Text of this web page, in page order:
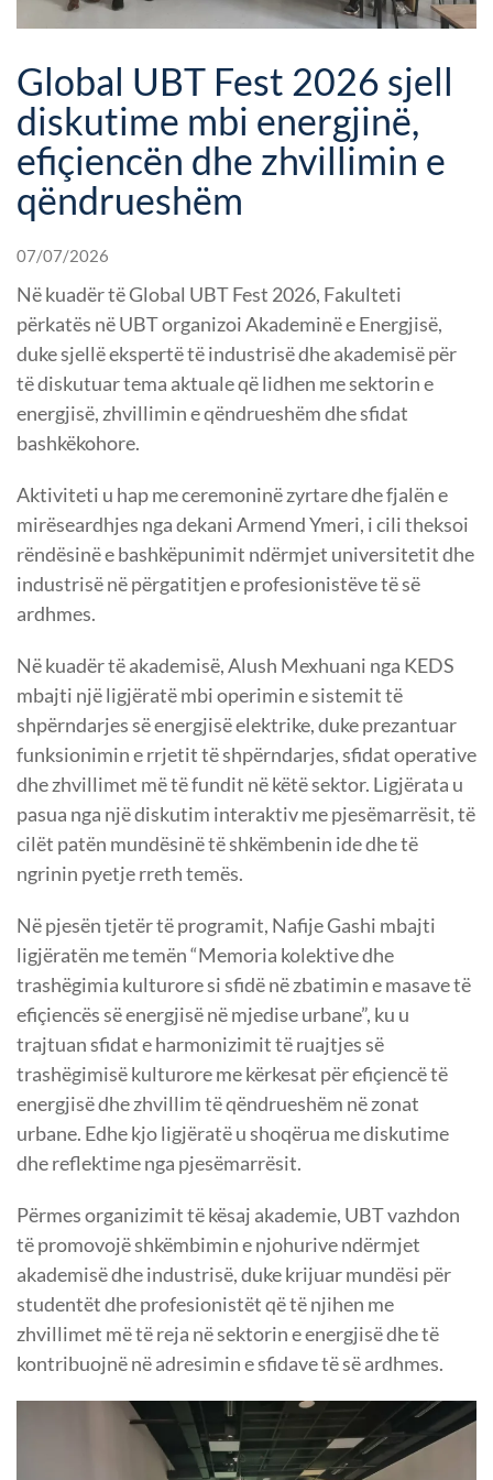
Global UBT Fest 2026 sjell
diskutime mbi energjinë,
efiçiencën dhe zhvillimin e
qëndrueshëm
07/07/2026
Në kuadër të Global UBT Fest 2026, Fakulteti
përkatës në UBT organizoi Akademinë e Energjisë,
duke sjellë ekspertë të industrisë dhe akademisë për
të diskutuar tema aktuale që lidhen me sektorin e
energjisë, zhvillimin e qëndrueshëm dhe sfidat
bashkëkohore.
Aktiviteti u hap me ceremoninë zyrtare dhe fjalën e
mirëseardhjes nga dekani Armend Ymeri, i cili theksoi
rëndësinë e bashkëpunimit ndërmjet universitetit dhe
industrisë në përgatitjen e profesionistëve të së
ardhmes.
Në kuadër të akademisë, Alush Mexhuani nga KEDS
mbajti një ligjëratë mbi operimin e sistemit të
shpërndarjes së energjisë elektrike, duke prezantuar
funksionimin e rrjetit të shpërndarjes, sfidat operative
dhe zhvillimet më të fundit në këtë sektor. Ligjërata u
pasua nga një diskutim interaktiv me pjesëmarrësit, të
cilët patën mundësinë të shkëmbenin ide dhe të
ngrinin pyetje rreth temës.
Në pjesën tjetër të programit, Nafije Gashi mbajti
ligjëratën me temën “Memoria kolektive dhe
trashëgimia kulturore si sfidë në zbatimin e masave të
efiçiencës së energjisë në mjedise urbane”, ku u
trajtuan sfidat e harmonizimit të ruajtjes së
trashëgimisë kulturore me kërkesat për efiçiencë të
energjisë dhe zhvillim të qëndrueshëm në zonat
urbane. Edhe kjo ligjëratë u shoqërua me diskutime
dhe reflektime nga pjesëmarrësit.
Përmes organizimit të kësaj akademie, UBT vazhdon
të promovojë shkëmbimin e njohurive ndërmjet
akademisë dhe industrisë, duke krijuar mundësi për
studentët dhe profesionistët që të njihen me
zhvillimet më të reja në sektorin e energjisë dhe të
kontribuojnë në adresimin e sfidave të së ardhmes.